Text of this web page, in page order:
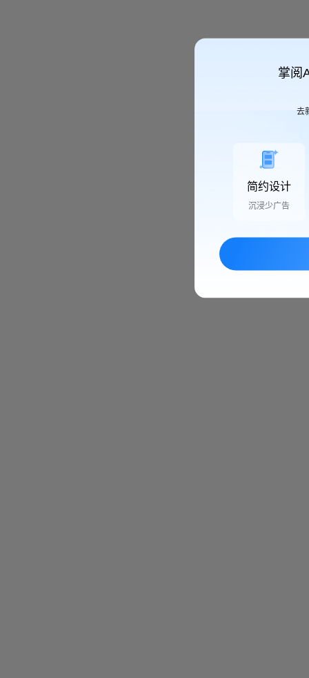
掌阅
去
简约设计
沉浸少广告